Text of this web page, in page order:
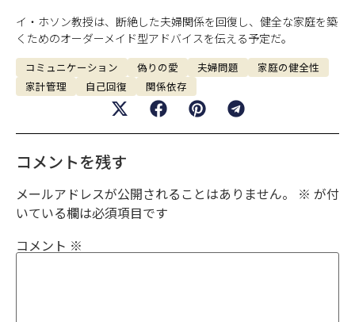
イ・ホソン教授は、断絶した夫婦関係を回復し、健全な家庭を築
くためのオーダーメイド型アドバイスを伝える予定だ。
コミュニケーション 偽りの愛 夫婦問題
家庭の健全性
家計管理
自己回復 関係依存
コメントを残す
メールアドレスが公開されることはありません。 ※ が付
いている欄は必須項目です
コメント ※